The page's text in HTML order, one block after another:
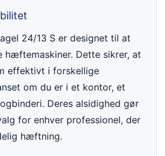
24/13 S er designet til at
hæftemaskiner. Dette sikrer, at
effektivt i forskellige
om du er i et kontor, et
Deres alsidighed gør
for enhver professionel, der
hæftning.